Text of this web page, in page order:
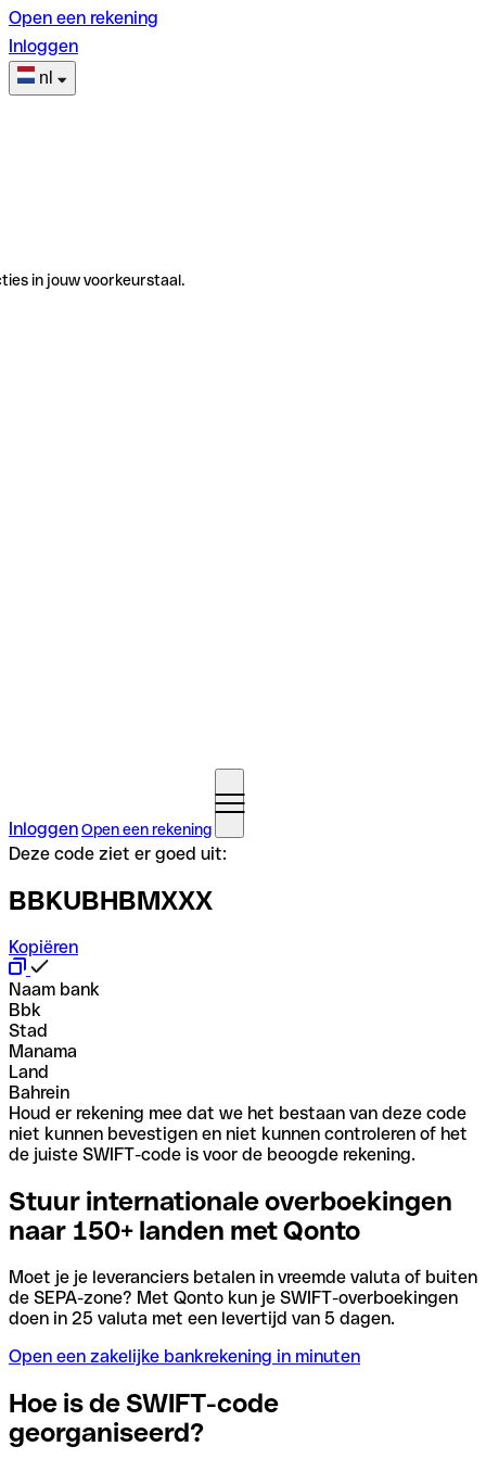
Open een rekening
Inloggen
nl
in jouw voorkeurstaal.
InloggenOpen een rekening
Deze code ziet er goed uit:
BBKUBHBMXXX
Kopiëren
Naam bank
Bbk
Stad
Manama
Land
Bahrein
Houd er rekening mee dat we het bestaan van deze code
niet kunnen bevestigen en niet kunnen controleren of het
de juiste SWIFT-code is voor de beoogde rekening.
Stuur internationale overboekingen
naar 150+ landen met Qonto
Moet je je leveranciers betalen in vreemde valuta of buiten
de SEPA-zone? Met Qonto kun je SWIFT-overboekingen
doen in 25 valuta met een levertijd van 5 dagen.
Open een zakelijke bankrekening in minuten
Hoe is de SWIFT-code
georganiseerd?